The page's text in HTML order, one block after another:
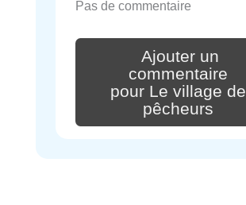
Pas de commentaire
Ajouter un
commentaire
pour Le village de
pêcheurs